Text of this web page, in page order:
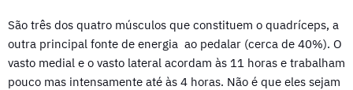
São três dos quatro músculos que constituem o quadríceps, a
outra principal fonte de energia ao pedalar (cerca de 40%). O
vasto medial e o vasto lateral acordam às 11 horas e trabalham
pouco mas intensamente até às 4 horas. Não é que eles sejam